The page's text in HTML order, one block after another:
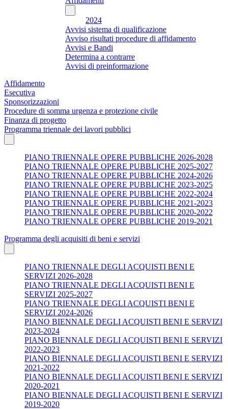
2024
Avvisi sistema di qualificazione
Avviso risultati procedure di affidamento
Avvisi e Bandi
Determina a contrarre
Avvisi di preinformazione
Affidamento
Esecutiva
Sponsorizzazioni
Procedure di somma urgenza e protezione civile
Finanza di progetto
Programma triennale dei lavori pubblici
PIANO TRIENNALE OPERE PUBBLICHE 2026-2028
PIANO TRIENNALE OPERE PUBBLICHE 2025-2027
PIANO TRIENNALE OPERE PUBBLICHE 2024-2026
PIANO TRIENNALE OPERE PUBBLICHE 2023-2025
PIANO TRIENNALE OPERE PUBBLICHE 2022-2024
PIANO TRIENNALE OPERE PUBBLICHE 2021-2023
PIANO TRIENNALE OPERE PUBBLICHE 2020-2022
PIANO TRIENNALE OPERE PUBBLICHE 2019-2021
Programma degli acquisiti di beni e servizi
PIANO TRIENNALE DEGLI ACQUISTI BENI E
SERVIZI 2026-2028
PIANO TRIENNALE DEGLI ACQUISTI BENI E
SERVIZI 2025-2027
PIANO TRIENNALE DEGLI ACQUISTI BENI E
SERVIZI 2024-2026
PIANO BIENNALE DEGLI ACQUISTI BENI E SERVIZI
2023-2024
PIANO BIENNALE DEGLI ACQUISTI BENI E SERVIZI
2022-2023
PIANO BIENNALE DEGLI ACQUISTI BENI E SERVIZI
2021-2022
PIANO BIENNALE DEGLI ACQUISTI BENI E SERVIZI
2020-2021
PIANO BIENNALE DEGLI ACQUISTI BENI E SERVIZI
2019-2020